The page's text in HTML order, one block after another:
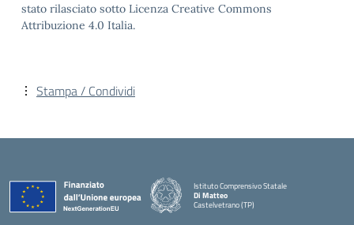
stato rilasciato sotto Licenza Creative Commons
Attribuzione 4.0 Italia.
Stampa / Condividi
Istituto Comprensivo Statale
Di Matteo
Castelvetrano (TP)